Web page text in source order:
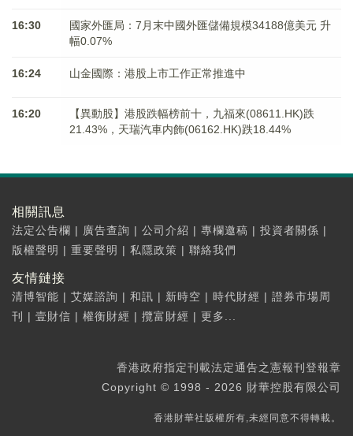
16:30
國家外匯局：7月末中國外匯儲備規模34188億美元 升
幅0.07%
16:24 山金國際：港股上市工作正常推進中
16:20
【異動股】港股跌幅榜前十，九福來(08611.HK)跌
21.43%，天瑞汽車内飾(06162.HK)跌18.44%
相關訊息
法定公告欄 | 廣告查詢 | 公司介紹 | 專欄邀稿 | 投資者關係 |
版權聲明 | 重要聲明 | 私隱政策 | 聯絡我們
友情鏈接
清博智能 | 艾媒諮詢 | 和訊 | 新時空 | 時代財經 | 證券市場周
刊
| 壹財信 | 權衡財經 | 攬富財經 | 更多...
香港政府指定刊載法定通告之憲報刊登報章
Copyright © 1998 - 2026 財華控股有限公司
香港財華社版權所有,未經同意不得轉載。